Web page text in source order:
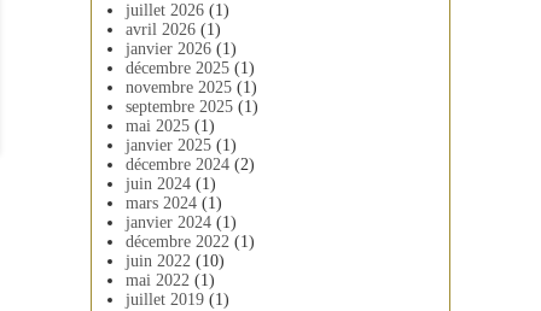
juillet 2026(1)
avril 2026(1)
janvier 2026(1)
décembre 2025(1)
novembre 2025(1)
septembre 2025(1)
mai 2025(1)
janvier 2025(1)
décembre 2024(2)
juin 2024(1)
mars 2024(1)
janvier 2024(1)
décembre 2022(1)
juin 2022(10)
mai 2022(1)
juillet 2019(1)